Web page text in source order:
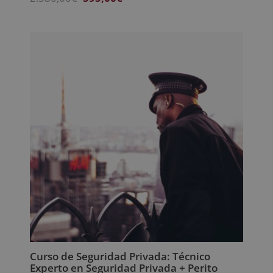
Curso de Seguridad Privada: Técnico
Experto en Seguridad Privada + Perito